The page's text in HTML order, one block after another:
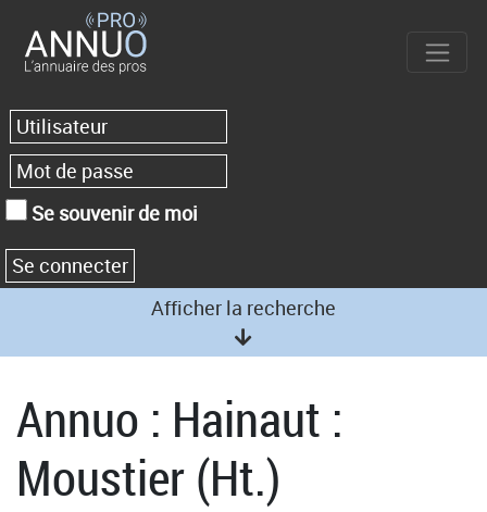
Se souvenir de moi
Afficher la recherche
Annuo : Hainaut :
Moustier (Ht.)